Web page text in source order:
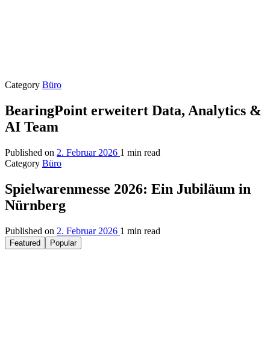
Category Büro
BearingPoint erweitert Data, Analytics &
AI Team
Published on 2. Februar 2026 1 min read
Category Büro
Spielwarenmesse 2026: Ein Jubiläum in
Nürnberg
Published on 2. Februar 2026 1 min read
Featured Popular